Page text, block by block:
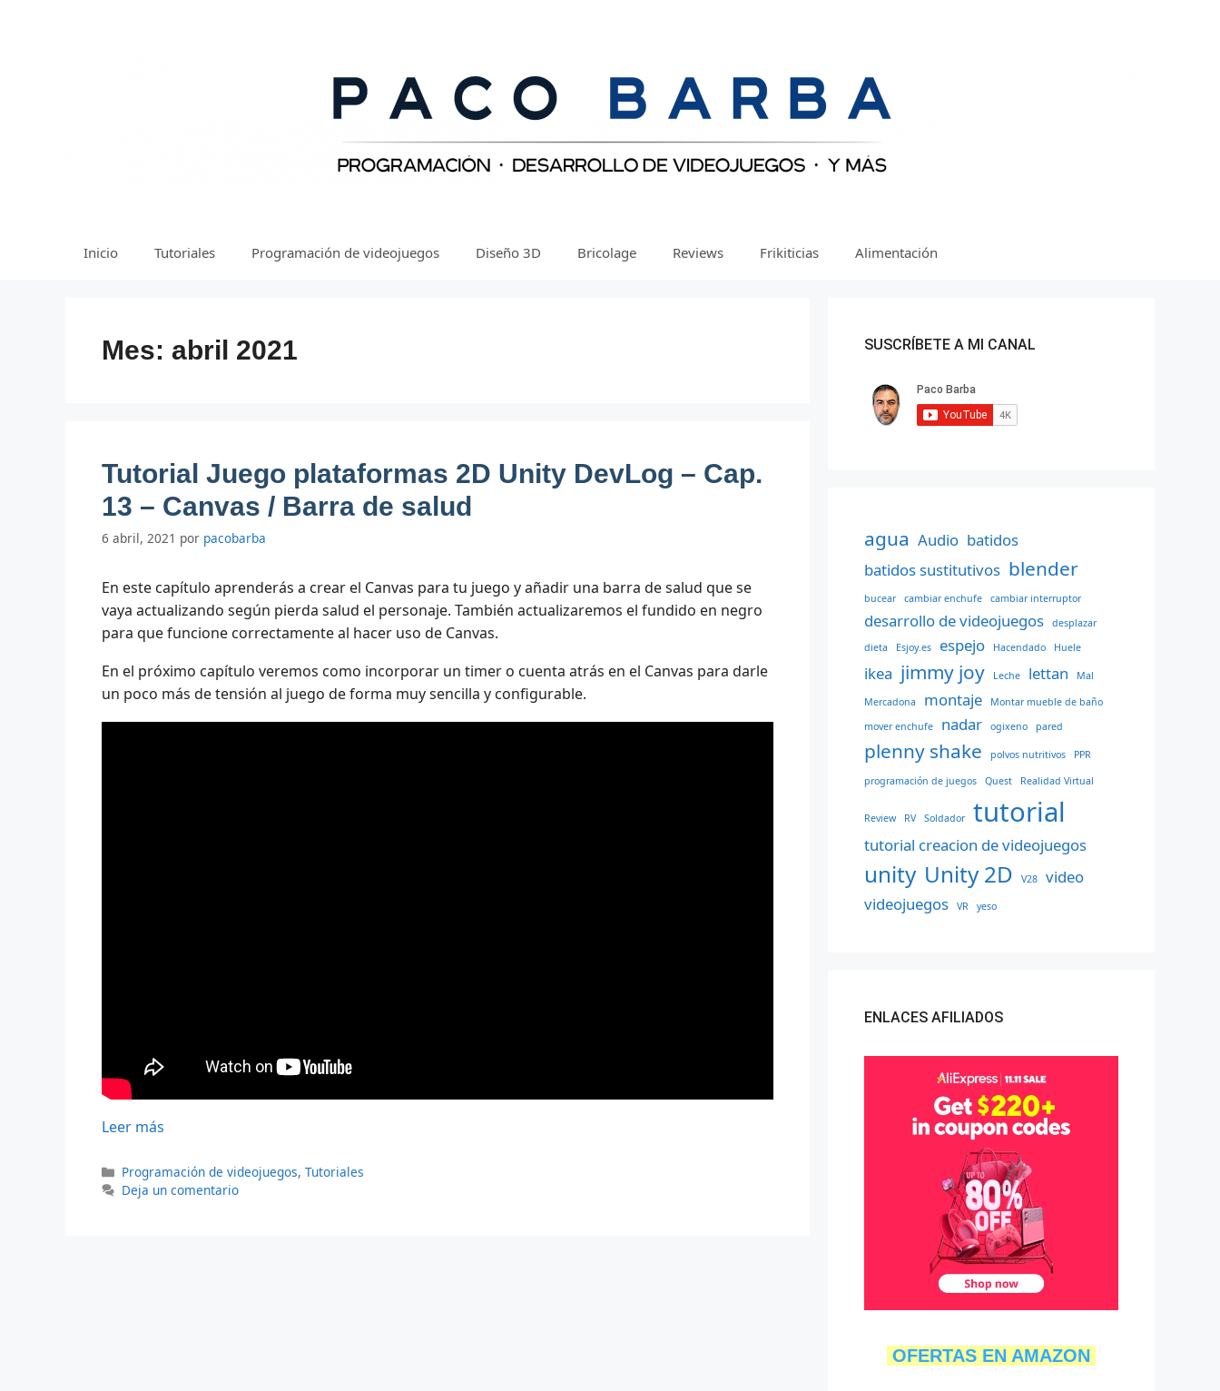
Inicio Tutoriales Programación de videojuegos Diseño 3D Bricolage Reviews Frikiticias Alimentación
Mes: abril 2021
Tutorial Juego plataformas 2D Unity DevLog – Cap.
13 – Canvas / Barra de salud
6 abril, 2021 por pacobarba
En este capítulo aprenderás a crear el Canvas para tu juego y añadir una barra de salud que se
vaya actualizando según pierda salud el personaje. También actualizaremos el fundido en negro
para que funcione correctamente al hacer uso de Canvas.
En el próximo capítulo veremos como incorporar un timer o cuenta atrás en el Canvas para darle
un poco más de tensión al juego de forma muy sencilla y configurable.
Leer más
Categorías
Programación de videojuegos, Tutoriales
Deja un comentario
SUSCRÍBETE A MI CANAL
agua Audio batidos
batidos sustitutivos blender
bucear cambiar enchufe cambiar interruptor
desarrollo de videojuegos
desplazar
dieta
Esjoy.es espejo Hacendado Huele
ikea jimmy joy Leche lettan Mal
Mercadona montaje
Montar mueble de baño
mover enchufe
nadar ogixeno pared
plenny shake polvos nutritivos PPR
programación de juegos Quest Realidad Virtual
Review RV Soldador tutorial
tutorial creacion de videojuegos
unity Unity 2D V28
video
videojuegos
VR yeso
ENLACES AFILIADOS
OFERTAS EN AMAZON